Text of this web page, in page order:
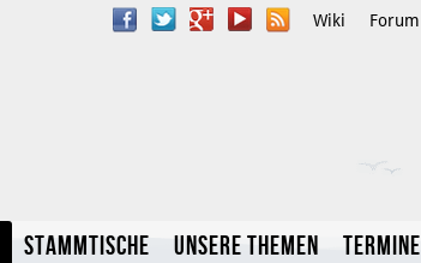
Wiki Forum
Stammtische Unsere Themen Termine